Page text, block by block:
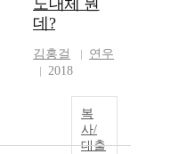
도대체 뭔
데?
김홍걸
연우
2018
복
사/
대출